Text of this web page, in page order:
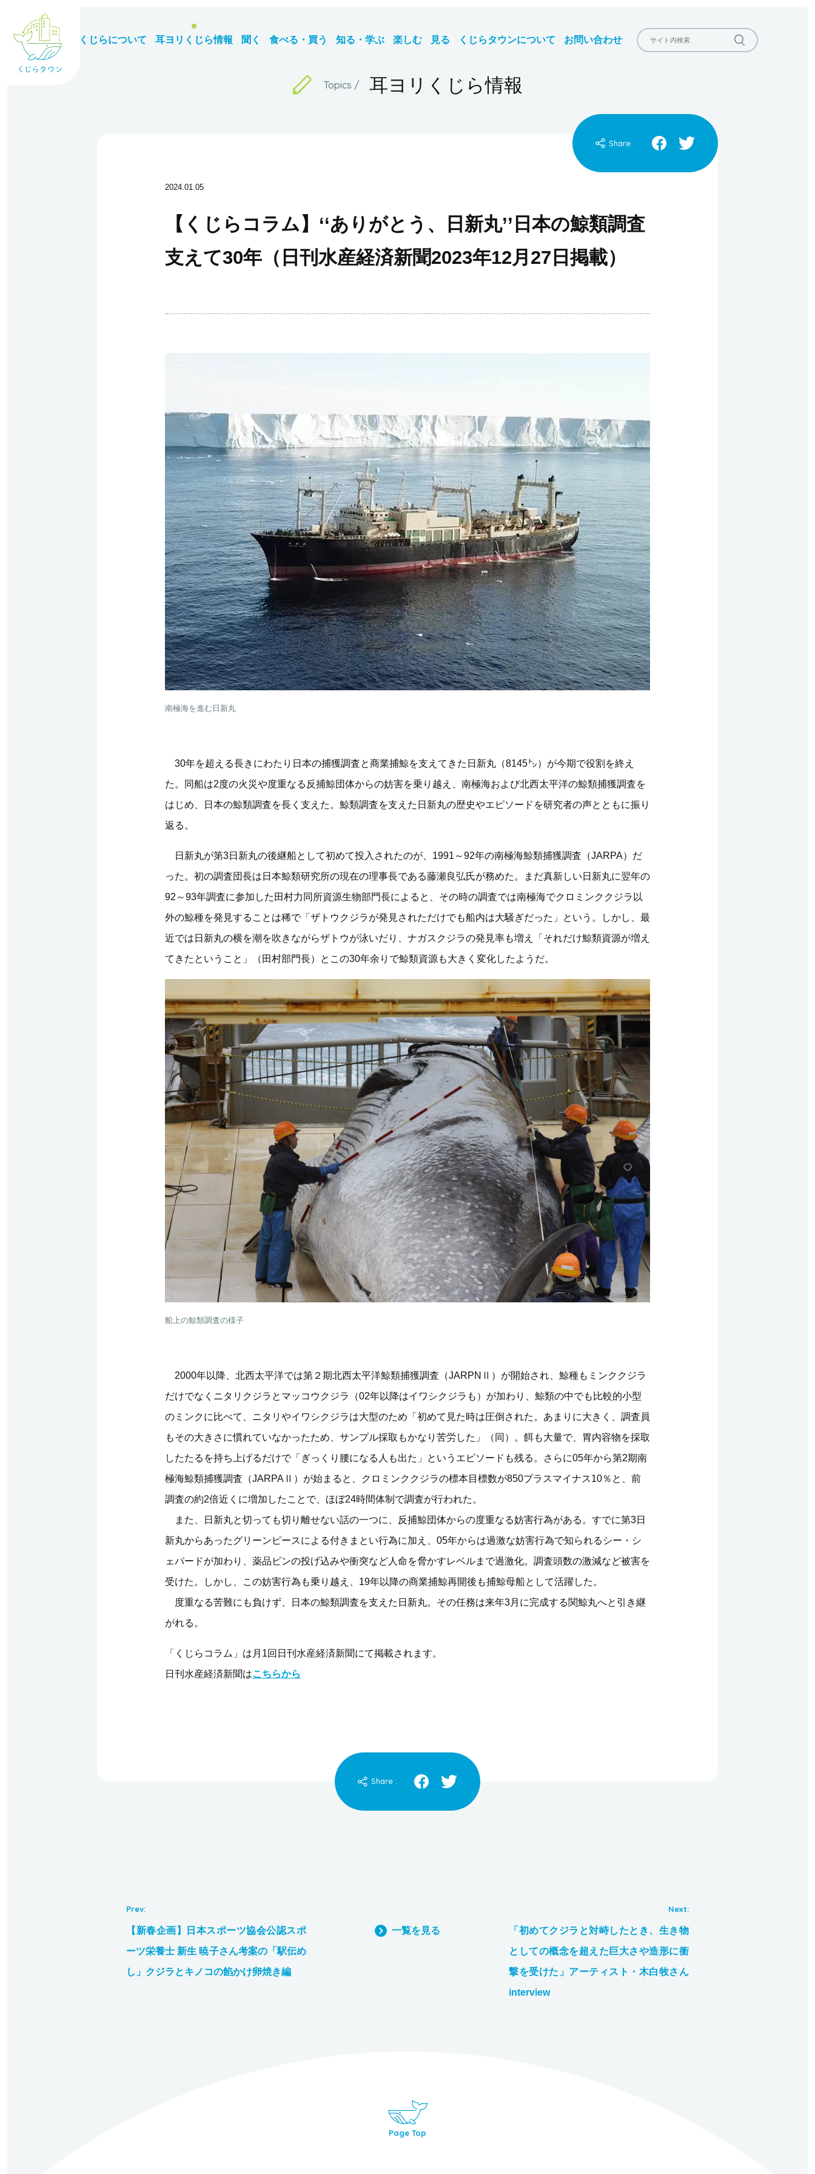
くじらについて 耳ヨリくじら情報 聞く 食べる・買う 知る・学ぶ 楽しむ 見る くじらタウンについて お問い合わせ
耳ヨリくじら情報
2024.01.05
【くじらコラム】‘‘ありがとう、日新丸’’日本の鯨類調査
支えて30年（日刊水産経済新聞2023年12月27日掲載）
Share :
南極海を進む日新丸
30年を超える長きにわたり日本の捕獲調査と商業捕鯨を支えてきた日新丸（8145㌧）が今期で役割を終え
た。同船は2度の火災や度重なる反捕鯨団体からの妨害を乗り越え、南極海および北西太平洋の鯨類捕獲調査を
はじめ、日本の鯨類調査を長く支えた。鯨類調査を支えた日新丸の歴史やエピソードを研究者の声とともに振り
返る。
日新丸が第3日新丸の後継船として初めて投入されたのが、1991～92年の南極海鯨類捕獲調査（JARPA）だ
った。初の調査団長は日本鯨類研究所の現在の理事長である藤瀬良弘氏が務めた。まだ真新しい日新丸に翌年の
92～93年調査に参加した田村力同所資源生物部門長によると、その時の調査では南極海でクロミンククジラ以
外の鯨種を発見することは稀で「ザトウクジラが発見されただけでも船内は大騒ぎだった」という。しかし、最
近では日新丸の横を潮を吹きながらザトウが泳いだり、ナガスクジラの発見率も増え「それだけ鯨類資源が増え
てきたということ」（田村部門長）とこの30年余りで鯨類資源も大きく変化したようだ。
船上の鯨類調査の様子
2000年以降、北西太平洋では第２期北西太平洋鯨類捕獲調査（JARPNⅡ）が開始され、鯨種もミンククジラ
だけでなくニタリクジラとマッコウクジラ（02年以降はイワシクジラも）が加わり、鯨類の中でも比較的小型
のミンクに比べて、ニタリやイワシクジラは大型のため「初めて見た時は圧倒された。あまりに大きく、調査員
もその大きさに慣れていなかったため、サンプル採取もかなり苦労した」（同）。餌も大量で、胃内容物を採取
したたるを持ち上げるだけで「ぎっくり腰になる人も出た」というエピソードも残る。さらに05年から第2期南
極海鯨類捕獲調査（JARPAⅡ）が始まると、クロミンククジラの標本目標数が850プラスマイナス10％と、前
調査の約2倍近くに増加したことで、ほぼ24時間体制で調査が行われた。
また、日新丸と切っても切り離せない話の一つに、反捕鯨団体からの度重なる妨害行為がある。すでに第3日
新丸からあったグリーンピースによる付きまとい行為に加え、05年からは過激な妨害行為で知られるシー・シ
ェパードが加わり、薬品ビンの投げ込みや衝突など人命を脅かすレベルまで過激化。調査頭数の激減など被害を
受けた。しかし、この妨害行為も乗り越え、19年以降の商業捕鯨再開後も捕鯨母船として活躍した。
度重なる苦難にも負けず、日本の鯨類調査を支えた日新丸。その任務は来年3月に完成する関鯨丸へと引き継
がれる。
「くじらコラム」は月1回日刊水産経済新聞にて掲載されます。
日刊水産経済新聞はこちらから
Share :
一覧を見る
【新春企画】日本スポーツ協会公認スポ
ーツ栄養士 新生 暁子さん考案の「駅伝め
し」クジラとキノコの餡かけ卵焼き編
「初めてクジラと対峙したとき、生き物
としての概念を超えた巨大さや造形に衝
撃を受けた」アーティスト・木白牧さん
interview
Page Top